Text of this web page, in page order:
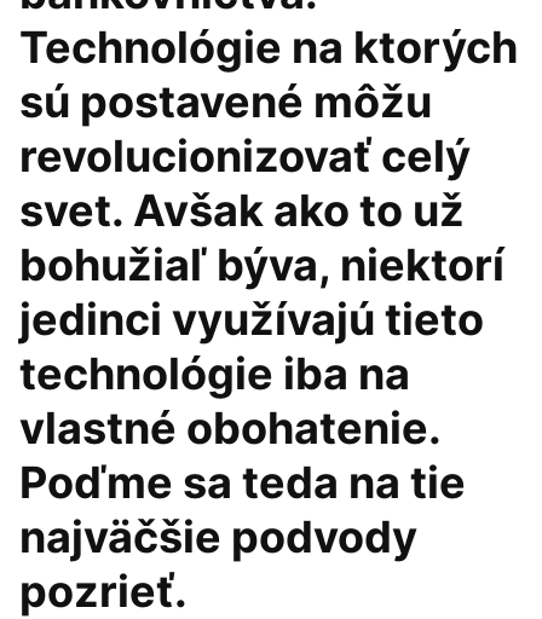
Technológie na ktorých
sú postavené môžu
revolucionizovať celý
svet. Avšak ako to už
bohužiaľ býva, niektorí
jedinci využívajú tieto
technológie iba na
vlastné obohatenie.
Poďme sa teda na tie
najväčšie podvody
pozrieť.